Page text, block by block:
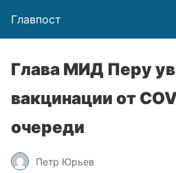
Главпост
Глава МИД Перу
вакцинации от
очереди
Петр Юрьев